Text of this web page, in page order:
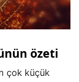
özeti
çok küçük